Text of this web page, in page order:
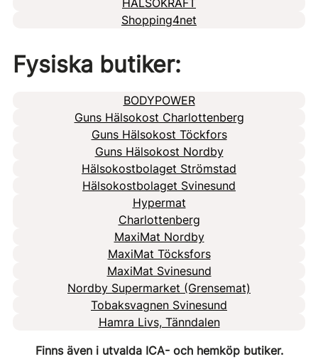
HÄLSOKRAFT
Shopping4net
Fysiska butiker:
BODYPOWER
Guns Hälsokost Charlottenberg
Guns Hälsokost Töckfors
Guns Hälsokost Nordby
Hälsokostbolaget Strömstad
Hälsokostbolaget Svinesund
Hypermat
Charlottenberg
MaxiMat Nordby
MaxiMat Töcksfors
MaxiMat Svinesund
Nordby Supermarket (Grensemat)
Tobaksvagnen Svinesund
Hamra Livs, Tänndalen
Finns även i utvalda ICA- och hemköp butiker.